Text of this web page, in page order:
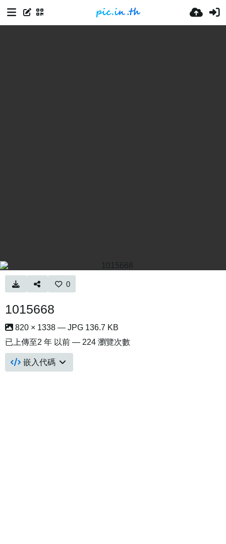
0
1015668
820 × 1338 — JPG 136.7 KB
已上傳至2 年 以前 — 224 瀏覽次數
嵌入代碼